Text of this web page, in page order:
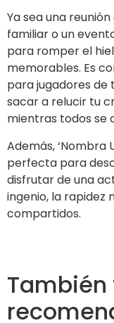
Ya sea una
familiar o un
para romper el
memorables. Es
para jugadores de
sacar a relucir tu
mientras todos se
Además, ‘Nombra
perfecta para
disfrutar de una
ingenio, la rapidez
compartidos.
También